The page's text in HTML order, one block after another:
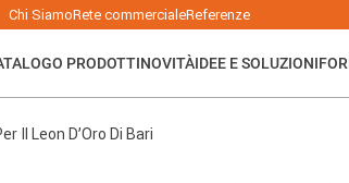
Chi SiamoRete commercialeReferenze
PRODOTTINOVITÀIDEE E SOLUZIONI
Il Leon D’Oro Di Bari